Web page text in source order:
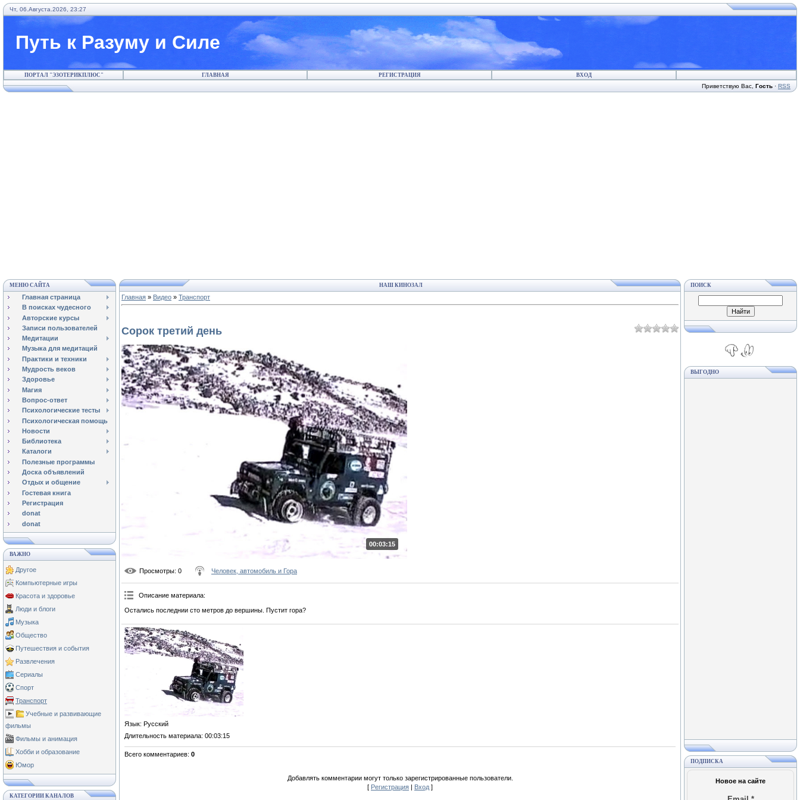
Чт, 06.Августа.2026, 23:27
Путь к Разуму и Силе
ПОРТАЛ "ЭЗОТЕРИКПЛЮС" ГЛАВНАЯ РЕГИСТРАЦИЯ ВХОД
Приветствую Вас Гость · RSS
МЕНЮ САЙТА
Главная страница
В поисках чудесного
Авторские курсы
Записи пользователей
Медитации
Музыка для медитаций
Практики и техники
Мудрость веков
Здоровье
Магия
Вопрос-ответ
Психологические тесты
Психологическая помощь
Новости
Библиотека
Каталоги
Полезные программы
Доска объявлений
Отдых и общение
Гостевая книга
Регистрация
donat
donat
ВАЖНО
Другое
Компьютерные игры
Красота и здоровье
Люди и блоги
Музыка
Общество
Путешествия и события
Развлечения
Сериалы
Спорт
Транспорт
Учебные и развивающие
фильмы
Фильмы и анимация
Хобби и образование
Юмор
КАТЕГОРИИ КАНАЛОВ
НАШ КИНОЗАЛ
Главная » Видео » Транспорт
Сорок третий день
00:03:15
Просмотры: 0 Человек, автомобиль и Гора
Описание материала:
Остались последнии сто метров до вершины. Пустит гора?
Язык: Русский
Длительность материала: 00:03:15
Всего комментариев: 0
Добавлять комментарии могут только зарегистрированные пользователи.
[ Регистрация | Вход ]
ПОИСК
ВЫГОДНО
ПОДПИСКА
Новое на сайте